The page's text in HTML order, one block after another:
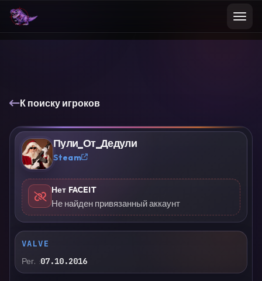
К поиску игроков
? Пули_От_Дедули
Steam
Нет FACEIT
Не найден привязанный аккаунт
VALVE
Рег. 07.10.2016